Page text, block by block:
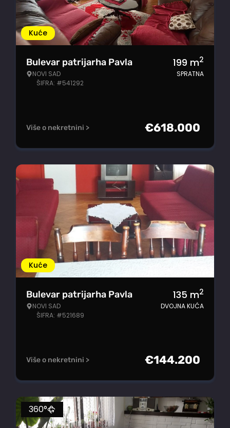
Kuće
Bulevar patrijarha Pavla
NOVI SAD
ŠIFRA: #541292
199 m2
SPRATNA
Više o nekretnini > €618.000
Kuće
Bulevar patrijarha Pavla
NOVI SAD
ŠIFRA: #521689
135 m2
DVOJNA KUĆA
Više o nekretnini > €144.200
360°